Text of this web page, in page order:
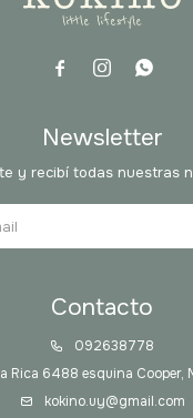
  
Contacto
092638778
Rica 6488 esquina Cooper,
kokino.uy@gmail.com
Newsletter
y recibí todas nuestras